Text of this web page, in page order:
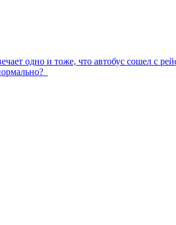
одно и тоже, что автобус сошел с